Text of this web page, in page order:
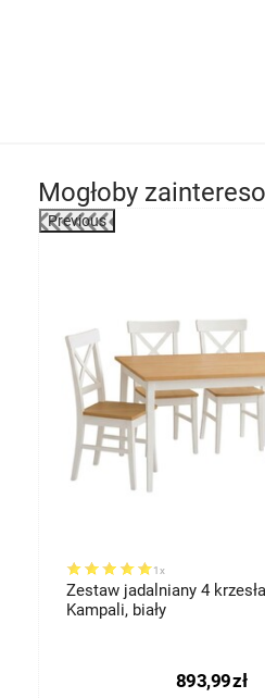
Mogłoby
Previous
1x
Zestaw jadalniany 4
Kampali, biały
893,99zł